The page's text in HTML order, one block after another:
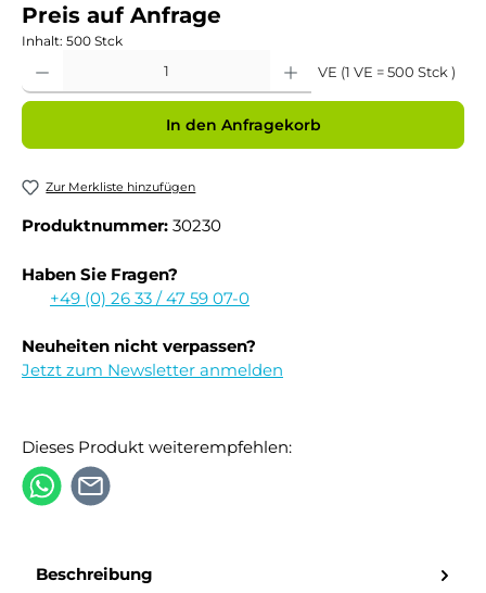
Preis auf Anfrage
Inhalt: 500 Stck
VE (1 VE = 500 Stck )
In den Anfragekorb
Zur Merkliste hinzufügen
Produktnummer: 30230
Haben Sie Fragen?
+49 (0) 26 33 / 47 59 07-0
Neuheiten nicht verpassen?
Jetzt zum Newsletter anmelden
Dieses Produkt weiterempfehlen:
Beschreibung